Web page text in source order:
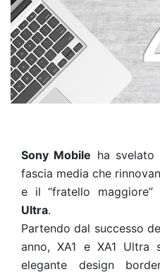
Sony Mobile ha
fascia media che
e il “fratello
Ultra.
Partendo dal successo
anno, XA1 e XA1 Ultra
elegante design